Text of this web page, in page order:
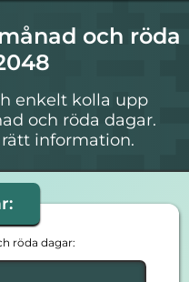
och röda
enkelt kolla upp
och röda dagar.
information.
röda dagar: